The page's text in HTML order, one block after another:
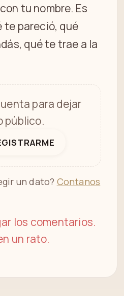
tu nombre. Es
te pareció, qué
qué te trae a la
para dejar
público.
un dato? Contanos
los comentarios.
un rato.